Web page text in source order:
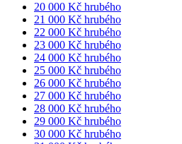
20 000 Kč hrubého
21 000 Kč hrubého
22 000 Kč hrubého
23 000 Kč hrubého
24 000 Kč hrubého
25 000 Kč hrubého
26 000 Kč hrubého
27 000 Kč hrubého
28 000 Kč hrubého
29 000 Kč hrubého
30 000 Kč hrubého